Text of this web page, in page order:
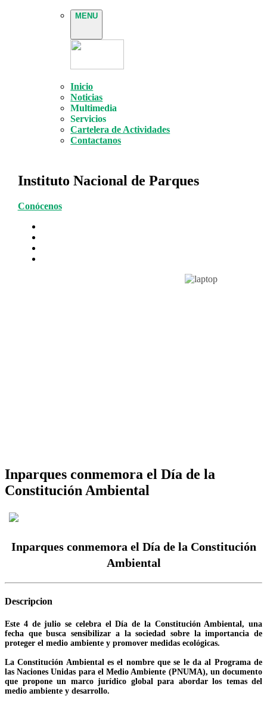
MENU
Inicio
Noticias
Multimedia
Servicios
Cartelera de Actividades
Contactanos
Instituto Nacional de Parques
Conócenos
Inparques conmemora el Día de la
Constitución Ambiental
Inparques conmemora el Día de la Constitución
Ambiental
Descripcion
Este 4 de julio se celebra el Día de la Constitución Ambiental, una
fecha que busca sensibilizar a la sociedad sobre la importancia de
proteger el medio ambiente y promover medidas ecológicas.
La Constitución Ambiental es el nombre que se le da al Programa de
las Naciones Unidas para el Medio Ambiente (PNUMA), un documento
que propone un marco jurídico global para abordar los temas del
medio ambiente y desarrollo.